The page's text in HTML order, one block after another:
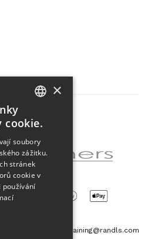
projektu
training@randls.com
×
cookie.
soubory
zážitku.
stránek
cookie v
používání